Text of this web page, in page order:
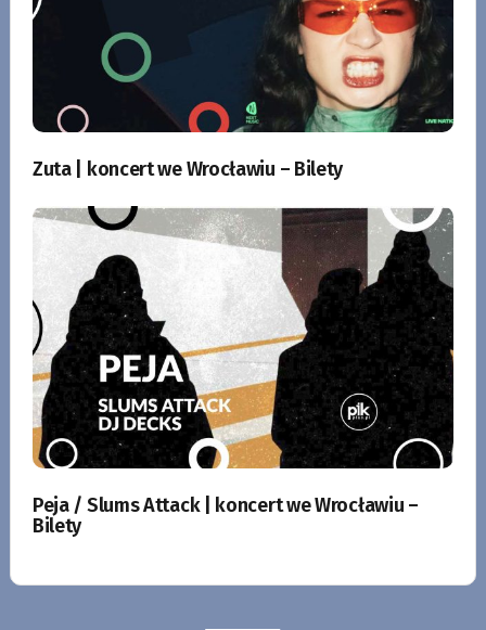
Zuta | koncert we Wrocławiu – Bilety
Peja / Slums Attack | koncert we Wrocławiu –
Bilety